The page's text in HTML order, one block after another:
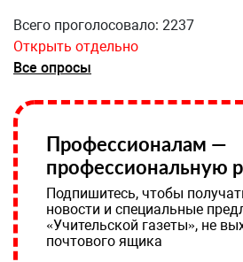
Всего проголосовало: 2237
Открыть отдельно
Все опросы
Профессионалам —
профессиональную
Подпишитесь, чтобы
новости и специальные
«Учительской газеты», не
почтового ящика